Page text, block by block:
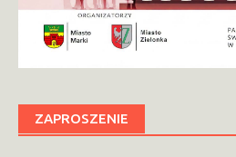
ZAPROSZENIE